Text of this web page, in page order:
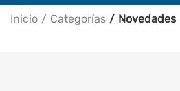
Inicio Categorías Novedades